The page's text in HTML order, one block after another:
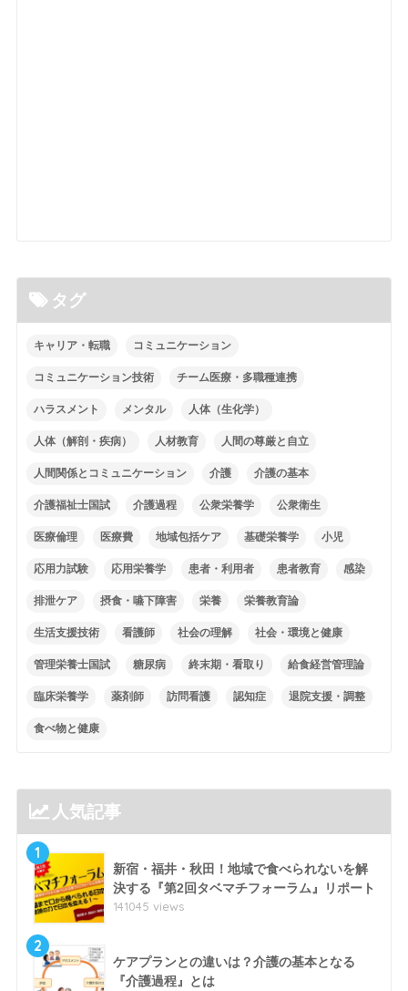
タグ
キャリア・転職 コミュニケーション
コミュニケーション技術 チーム医療・多職種連携
ハラスメント メンタル 人体（生化学）
人体（解剖・疾病） 人材教育 人間の尊厳と自立
人間関係とコミュニケーション 介護 介護の基本
介護福祉士国試 介護過程 公衆栄養学 公衆衛生
医療倫理 医療費 地域包括ケア 基礎栄養学 小児
応用力試験 応用栄養学 患者・利用者 患者教育 感染
排泄ケア 摂食・嚥下障害 栄養 栄養教育論
生活支援技術 看護師 社会の理解 社会・環境と健康
管理栄養士国試 糖尿病 終末期・看取り 給食経営管理論
臨床栄養学 薬剤師 訪問看護 認知症 退院支援・調整
食べ物と健康
人気記事
1
新宿・福井・秋田！地域で食べられないを解
決する『第2回タベマチフォーラム』リポート
141045 views
2
ケアプランとの違いは？介護の基本となる
『介護過程』とは